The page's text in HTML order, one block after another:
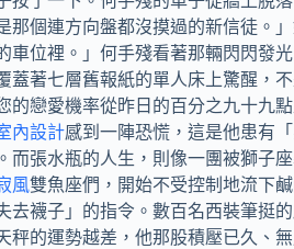
那個連方向盤都沒摸過的新信徒。
車位裡。」何手殘看著那輛閃閃發
蓋著七層舊報紙的單人床上驚醒，
的戀愛機率從昨日的百分之九十九
內設計感到一陣恐慌，這是他患有
而張水瓶的人生，則像一團被獅子
風雙魚座們，開始不受控制地流下
去襪子」的指令。數百名西裝筆挺
秤的運勢越差，他那股積壓已久、